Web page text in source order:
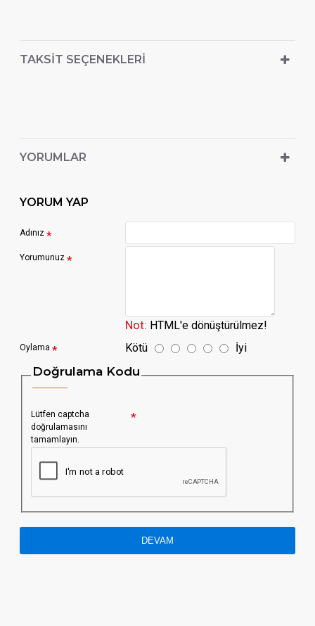
TAKSIT SEÇENEKLERI
YORUMLAR
YORUM YAP
Adınız
Yorumunuz
Not: HTML'e dönüştürülmez!
Oylama Kötü İyi
Doğrulama Kodu
Lütfen captcha
doğrulamasını
tamamlayın.
DEVAM